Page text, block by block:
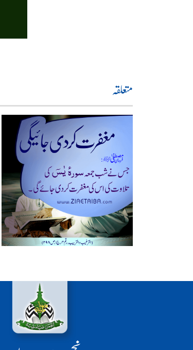
متعلقہ